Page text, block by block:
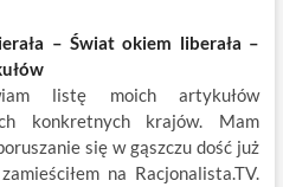
– Świat okiem liberała –
listę moich artykułów
konkretnych krajów. Mam
się w gąszczu dość już
na Racjonalista.TV.